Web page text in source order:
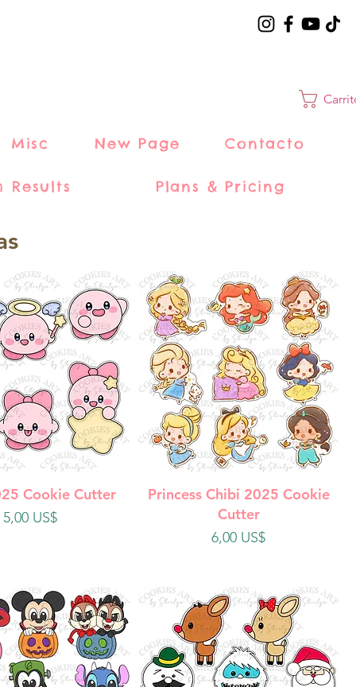
Misc New Page Contacto
Results Plans & Pricing
rápida
Cookie Cutter
Precio
5,00 US$
Vista rápida
Princess Chibi 2025 Cookie
Cutter
Precio
6,00 US$